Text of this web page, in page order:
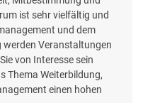
ist sehr vielfältig und
und dem
Veranstaltungen
von Interesse sein
Thema Weiterbildung,
einen hohen